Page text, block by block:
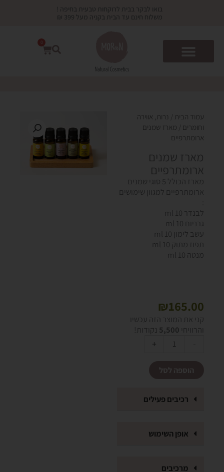
0
עגלת
עמוד הבית
נרות, אווירה
וחומרים / מארז שמנים
ארומתרפיים
מארז שמנים
ארומתרפיים
מארז הכולל 5 סוגי שמנים
ארומתרפיים למגוון שימושים
לבנדר 10 ml
גרניום 10 ml
עשב לימון 10 ml
תפוז מתוק 10 ml
מנטה 10 ml
₪165.00
קני את המוצר הזה עכשיו
והרוויחי 5,500 נקודות!
-
כמות
של
+
רכיבים פעילים
אופן השימוש
מרכיבים